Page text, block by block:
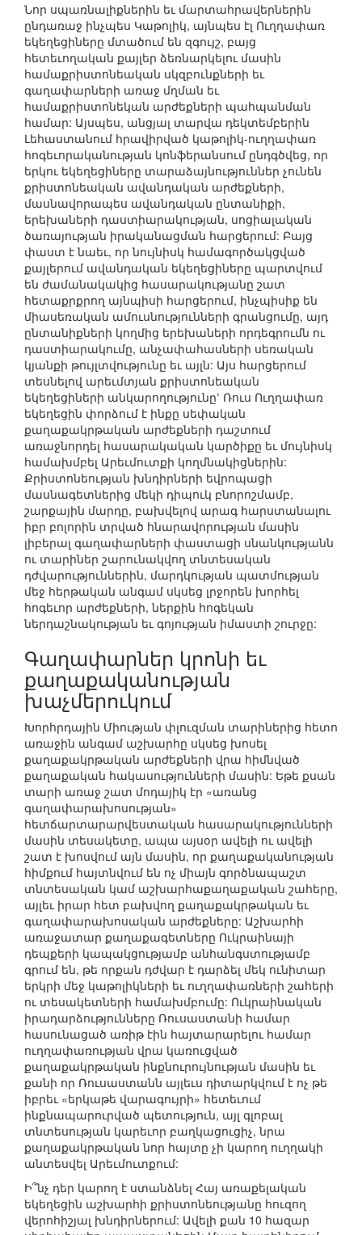
Նոր սպառնալիքներին եւ մարտահրավերներին
ընդառաջ ինչպես Կաթոլիկ, այնպես էլ Ուղղափառ
եկեղեցիները մտածում են զգույշ, բայց
հետեւողական քայլեր ձեռնարկելու մասին
համաքրիստոնեական սկզբունքների եւ
գաղափարների առաջ մղման եւ
համաքրիստոնեկան արժեքների պահպանման
համար: Այսպես, անցյալ տարվա դեկտեմբերին
Լեհաստանում հրավիրված կաթոլիկ-ուղղափառ
հոգեւորականության կոնֆերանսում ընդգծվեց, որ
երկու եկեղեցիները տարաձայնություններ չունեն
քրիստոնեական ավանդական արժեքների,
մասնավորապես ավանդական ընտանիքի,
երեխաների դաստիարակության, սոցիալական
ծառայության իրականացման հարցերում: Բայց
փաստ է նաեւ, որ նույնիսկ համագործակցված
քայլերում ավանդական եկեղեցիները պարտվում
են ժամանակակից հասարակությանը շատ
հետաքրքրող այնպիսի հարցերում, ինչպիսիք են
միասեռական ամուսնությունների գրանցումը, այդ
ընտանիքների կողմից երեխաների որդեգրումն ու
դաստիարակումը, անչափահասների սեռական
կյանքի թույլտվությունը եւ այլն: Այս հարցերում
տեսնելով արեւմտյան քրիստոնեական
եկեղեցիների անկարողությունըՙ Ռուս Ուղղափառ
եկեղեցին փորձում է ինքը սեփական
քաղաքակրթական արժեքների դաշտում
առաջնորդել հասարակական կարծիքը եւ մույնիսկ
համախմբել Արեւմուտքի կողմնակիցներին:
Քրիստոնեության խնդիրների եվրոպացի
մասնագետներից մեկի դիպուկ բնորոշմամբ,
շարքային մարդը, բախվելով արագ հարստանալու
իբր բոլորին տրված հնարավորության մասին
լիբերալ գաղափարների փաստացի սնանկությանն
ու տարիներ շարունակվող տնտեսական
դժվարություններին, մարդկության պատմության
մեջ հերթական անգամ սկսեց լրջորեն խորհել
հոգեւոր արժեքների, ներքին հոգեկան
ներդաշնակության եւ գոյության իմաստի շուրջը:
Գաղափարներ կրոնի եւ
քաղաքականության
խաչմերուկում
Խորհրդային Միության փլուզման տարիներից հետո
առաջին անգամ աշխարհը սկսեց խոսել
քաղաքակրթական արժեքների վրա հիմնված
քաղաքական հակասությունների մասին: Եթե քսան
տարի առաջ շատ մոդայիկ էր «առանց
գաղափարախոսության»
հետճարտարարվեստական հասարակությունների
մասին տեսակետը, ապա այսօր ավելի ու ավելի
շատ է խոսվում այն մասին, որ քաղաքականության
հիմքում հայտնվում են ոչ միայն գործնապաշտ
տնտեսական կամ աշխարհաքաղաքական շահերը,
այլեւ իրար հետ բախվող քաղաքակրթական եւ
գաղափարախոսական արժեքները: Աշխարհի
առաջատար քաղաքագետները Ուկրաինայի
դեպքերի կապակցությամբ անհանգստությամբ
գրում են, թե որքան դժվար է դարձել մեկ ունիտար
երկրի մեջ կաթոլիկների եւ ուղղափառների շահերի
ու տեսակետների համախմբումը: Ուկրաինական
իրադարձությունները Ռուսաստանի համար
հասունացած առիթ էին հայտարարելու համար
ուղղափառության վրա կառուցված
քաղաքակրթական ինքնուրույնության մասին եւ
քանի որ Ռուսաստանն այլեւս դիտարկվում է ոչ թե
իբրեւ «երկաթե վարագույրի» հետեւում
ինքնապարուրված պետություն, այլ գլոբալ
տնտեսության կարեւոր բաղկացուցիչ, նրա
քաղաքակրթական նոր հայտը չի կարող ուղղակի
անտեսվել Արեւմուտքում:
Ի՞նչ դեր կարող է ստանձնել Հայ առաքելական
եկեղեցին աշխարհի քրիստոնեությանը հուզող
վերոհիշյալ խնդիրներում: Ավելի քան 10 հազար